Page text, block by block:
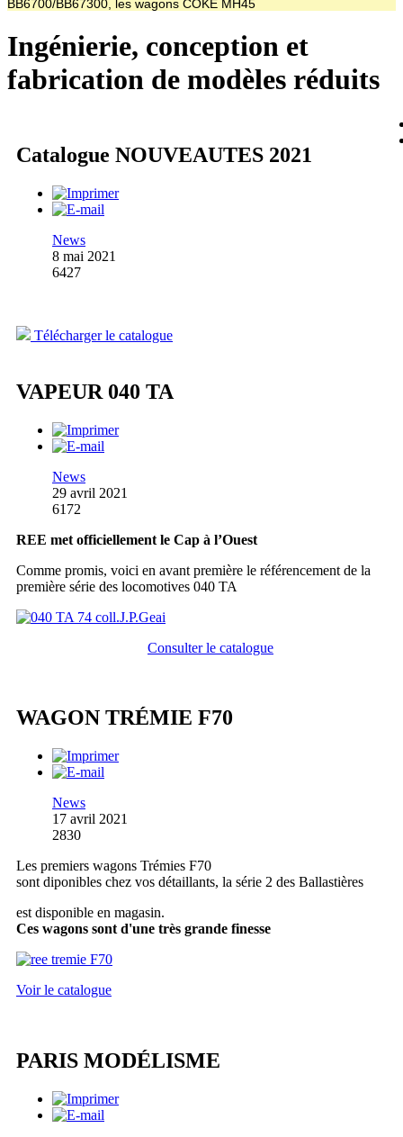
BB6700/BB67300, les wagons COKE MH45
Ingénierie, conception et
fabrication de modèles réduits
Catalogue NOUVEAUTES 2021
News
8 mai 2021
6427
Télécharger le catalogue
VAPEUR 040 TA
News
29 avril 2021
6172
REE met officiellement le Cap à l’Ouest
Comme promis, voici en avant première le référencement de la
première série des locomotives 040 TA
Consulter le catalogue
WAGON TRÉMIE F70
News
17 avril 2021
2830
Les premiers wagons Trémies F70
sont diponibles chez vos détaillants, la série 2 des Ballastières
est disponible en magasin.
Ces wagons sont d'une très grande finesse
Voir le catalogue
PARIS MODÉLISME